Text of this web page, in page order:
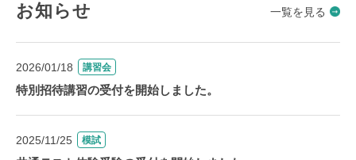
お知らせ 一覧を見る
2026/01/18 講習会
特別招待講習の受付を開始しました。
2025/11/25 模試